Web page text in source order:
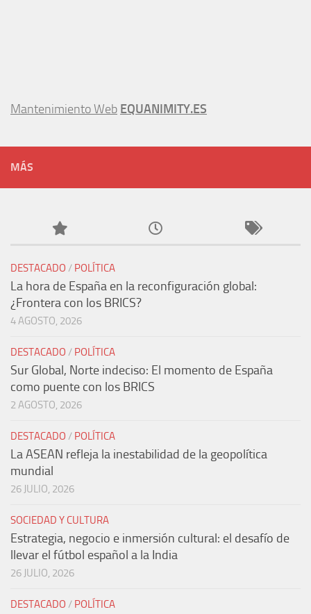
Mantenimiento Web EQUANIMITY.ES
MÁS
DESTACADO / POLÍTICA
La hora de España en la reconfiguración global:
¿Frontera con los BRICS?
4 AGOSTO, 2026
DESTACADO / POLÍTICA
Sur Global, Norte indeciso: El momento de España
como puente con los BRICS
2 AGOSTO, 2026
DESTACADO / POLÍTICA
La ASEAN refleja la inestabilidad de la geopolítica
mundial
26 JULIO, 2026
SOCIEDAD Y CULTURA
Estrategia, negocio e inmersión cultural: el desafío de
llevar el fútbol español a la India
26 JULIO, 2026
DESTACADO / POLÍTICA